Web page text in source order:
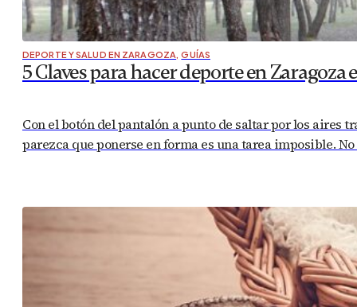
DEPORTE Y SALUD EN ZARAGOZA, GUÍAS
5 Claves para hacer deporte en
Con el botón del pantalón a punto de saltar por los aires
parezca que ponerse en forma es una tarea imposible.